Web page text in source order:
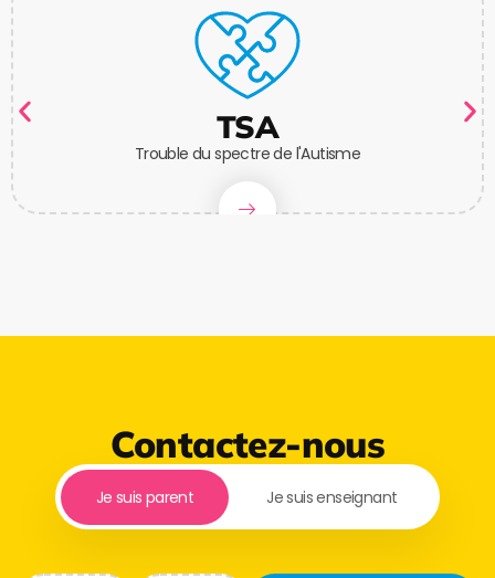
TSA
Trouble du spectre de l'Autisme
Contactez-nous
Je suis parent Je suis enseignant